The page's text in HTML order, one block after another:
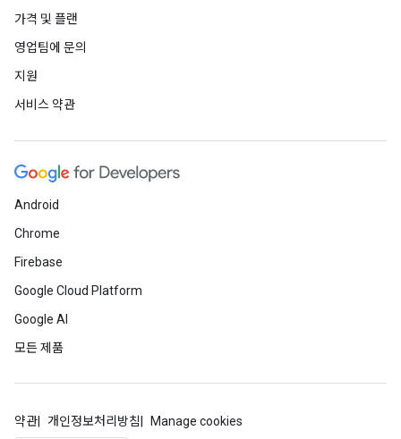
가격 및 플랜
영업팀에 문의
지원
서비스 약관
Android
Chrome
Firebase
Google Cloud Platform
Google AI
모든 제품
약관 개인정보처리방침 Manage cookies